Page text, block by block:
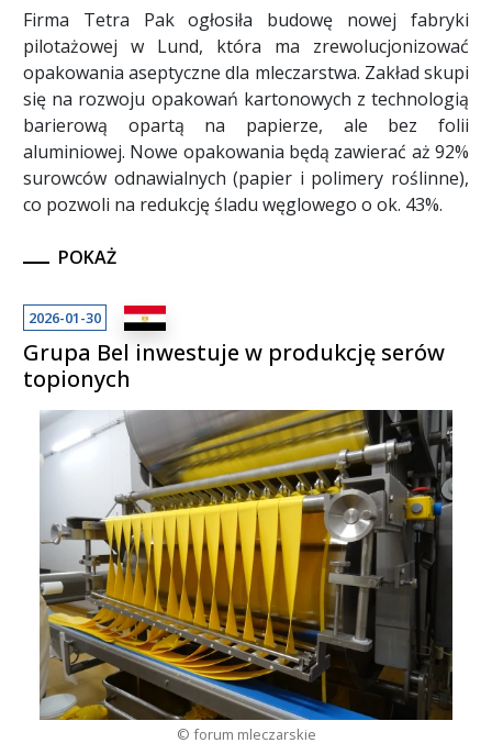
Firma Tetra Pak ogłosiła budowę nowej fabryki
pilotażowej w Lund, która ma zrewolucjonizować
opakowania aseptyczne dla mleczarstwa. Zakład skupi
się na rozwoju opakowań kartonowych z technologią
barierową opartą na papierze, ale bez folii
aluminiowej. Nowe opakowania będą zawierać aż 92%
surowców odnawialnych (papier i polimery roślinne),
co pozwoli na redukcję śladu węglowego o ok. 43%.
POKAŻ
2026-01-30
Grupa Bel inwestuje w produkcję serów
topionych
© forum mleczarskie